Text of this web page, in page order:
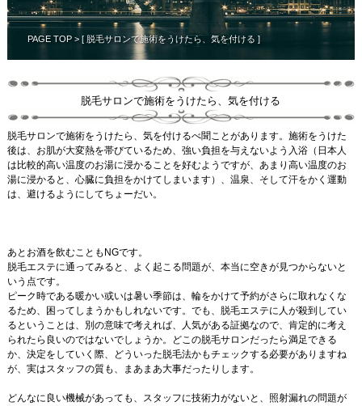
PAGE TOP> [ 脱毛サロンで施術をうけたら、気を付ける ]
脱毛サロンで施術をうけたら、気を付ける
脱毛サロンで施術をうけたら、気を付けるべ聞ことがあります。施術をうけた
後は、お肌が大変熱を帯びているため、強い負担を与えないよう入浴（日本人
は比較的高い温度のお湯に浸かることを好むようですが、あまり高い温度のお
湯に浸かると、心臓に負担をかけてしまいます）、温泉、そして汗をかく運動
は、避けるようにしてちょーだい。
あとお酒を飲むこともNGです。
脱毛エステに通ってみると、よく起こる問題が、本当に空きが見つからないと
いう点です。
ピーク時である暖かい或いは暑い季節は、輪をかけて予約がさらに取れなくな
るため、困ってしまうかもしれないです。でも、脱毛エステに人が殺到してい
るということは、別の意味で考えれば、人気がある証拠なので、肯定的に考え
られたら良いのではないでしょうか。どこの脱毛サロンだったら満足できる
か、決定をしていく際、どういった脱毛法かもチェックする必要がありますね
が、実はスタッフの質も、まあまあ大事だったりします。
どんなに良い機械があっても、スタッフに技術力がないと、照射漏れの問題が